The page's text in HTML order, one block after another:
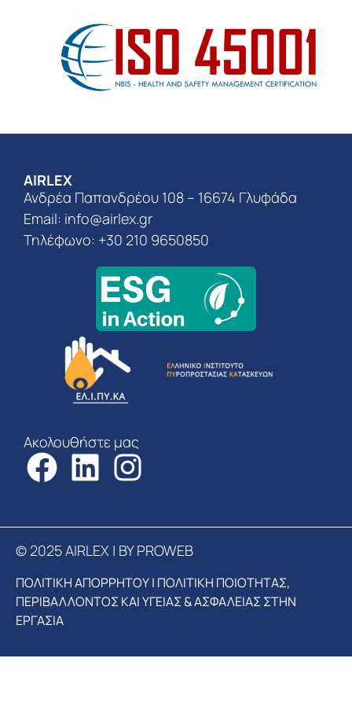
AIRLEX
Ανδρέα Παπανδρέου 108 – 16674 Γλυφάδα
Email: info@airlex.gr
Τηλέφωνο: +30 210 9650850
Ακολουθήστε μας
© 2025 AIRLEX | BY PROWEB
ΠΟΛΙΤΙΚΗ ΑΠΟΡΡΗΤΟΥ| ΠΟΛΙΤΙΚΗ ΠΟΙΟΤΗΤΑΣ,
ΠΕΡΙΒΑΛΛΟΝΤΟΣ ΚΑΙ ΥΓΕΙΑΣ & ΑΣΦΑΛΕΙΑΣ ΣΤΗΝ
ΕΡΓΑΣΙΑ